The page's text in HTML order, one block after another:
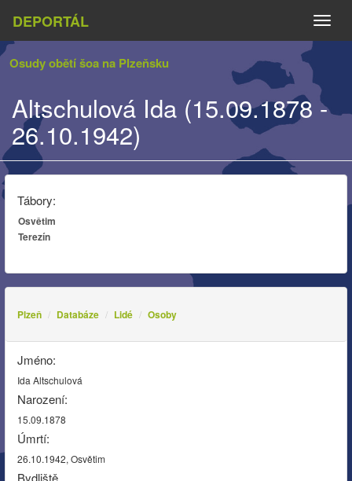
DEPORTÁL
Osudy obětí šoa na Plzeňsku
Altschulová Ida (15.09.1878 -
26.10.1942)
Tábory:
Osvětim
Terezín
Plzeň Databáze Lidé Osoby
Jméno:
Ida Altschulová
Narození:
15.09.1878
Úmrtí:
26.10.1942, Osvětim
Bydliště